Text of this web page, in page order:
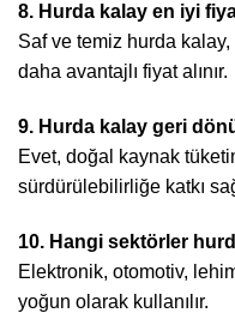
8. Hurda kalay en iyi
Saf ve temiz hurda kalay,
daha avantajlı fiyat alınır.
9. Hurda kalay geri
Evet, doğal kaynak
sürdürülebilirliğe katkı
10. Hangi sektörler
Elektronik, otomotiv,
yoğun olarak kullanılır.